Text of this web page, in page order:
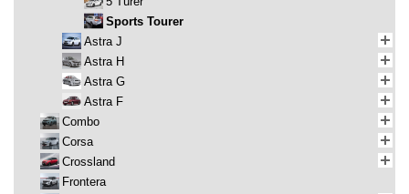
Sports Tourer
Astra J
Astra H
Astra G
Astra F
Combo
Corsa
Crossland
Frontera